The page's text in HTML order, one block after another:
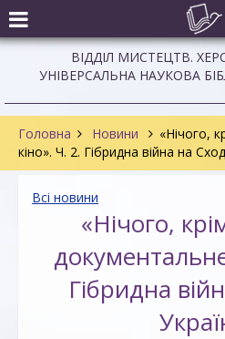
ВІДДІЛ МИСТЕЦТВ.
УНІВЕРСАЛЬНА НАУКОВА
Головна Новини
«Нічого,
кіно». Ч. 2. Гібридна війна на
Всі новини
«Нічого,
Гібридна